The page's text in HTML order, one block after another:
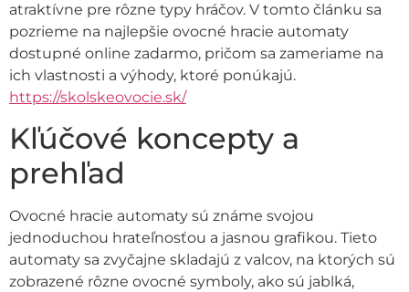
atraktívne pre rôzne typy hráčov. V tomto článku sa
pozrieme na najlepšie ovocné hracie automaty
dostupné online zadarmo, pričom sa zameriame na
ich vlastnosti a výhody, ktoré ponúkajú.
https://skolskeovocie.sk/
Kľúčové koncepty a
prehľad
Ovocné hracie automaty sú známe svojou
jednoduchou hrateľnosťou a jasnou grafikou. Tieto
automaty sa zvyčajne skladajú z valcov, na ktorých sú
zobrazené rôzne ovocné symboly, ako sú jablká,